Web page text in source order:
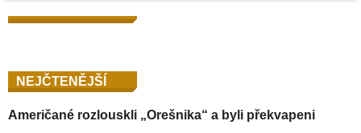
NEJČTENĚJŠÍ
Američané rozlouskli „Orešnika“ a byli překvapeni